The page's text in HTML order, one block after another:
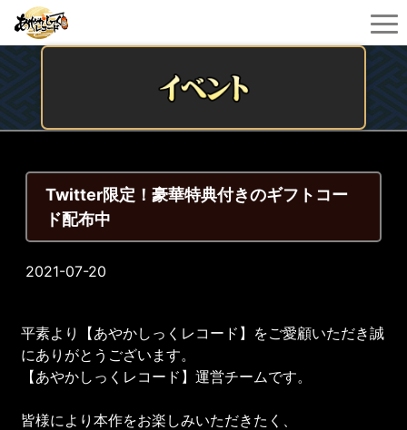
Twitter限定！豪華特典付きのギフトコー
ド配布中
2021-07-20
平素より【あやかしっくレコード】をご愛顧いただき誠
にありがとうございます。
【あやかしっくレコード】運営チームです。
皆様により本作をお楽しみいただきたく、